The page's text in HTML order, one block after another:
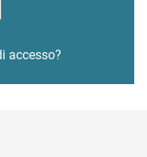
accesso?